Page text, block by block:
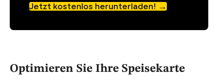
Jetzt kostenlos herunterladen!
Optimieren Sie Ihre Speisekarte